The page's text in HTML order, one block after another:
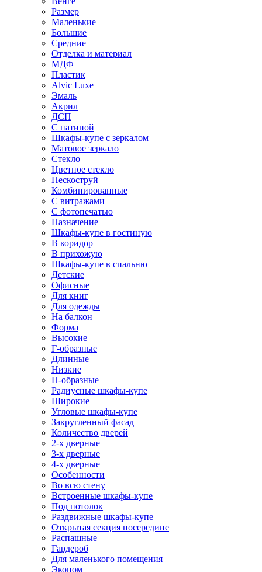
Размер
Маленькие
Большие
Средние
Отделка и материал
МДФ
Пластик
Alvic Luxe
Эмаль
Акрил
ДСП
С патиной
Шкафы-купе с зеркалом
Матовое зеркало
Стекло
Цветное стекло
Пескоструй
Комбинированные
С витражами
С фотопечатью
Назначение
Шкафы-купе в гостиную
В коридор
В прихожую
Шкафы-купе в спальню
Детские
Офисные
Для книг
Для одежды
На балкон
Форма
Высокие
Г-образные
Длинные
Низкие
П-образные
Радиусные шкафы-купе
Широкие
Угловые шкафы-купе
Закругленный фасад
Количество дверей
2-х дверные
3-х дверные
4-х дверные
Особенности
Во всю стену
Встроенные шкафы-купе
Под потолок
Раздвижные шкафы-купе
Открытая секция посередине
Распашные
Гардероб
Для маленького помещения
Эконом